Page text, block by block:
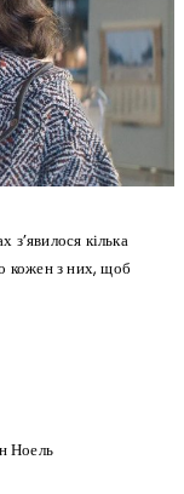
кілька
кожен з них, щоб
Ноель